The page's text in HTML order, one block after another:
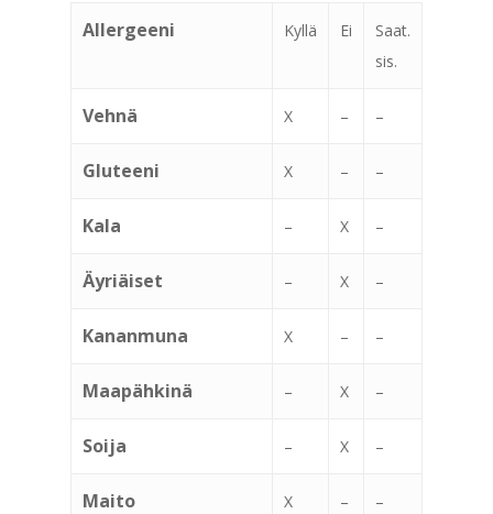
Allergeeni
Kyllä Ei
Saat.
sis.
Vehnä X – –
Gluteeni X – –
Kala – X –
Äyriäiset – X –
Kananmuna X – –
Maapähkinä – X –
Soija – X –
Maito X – –